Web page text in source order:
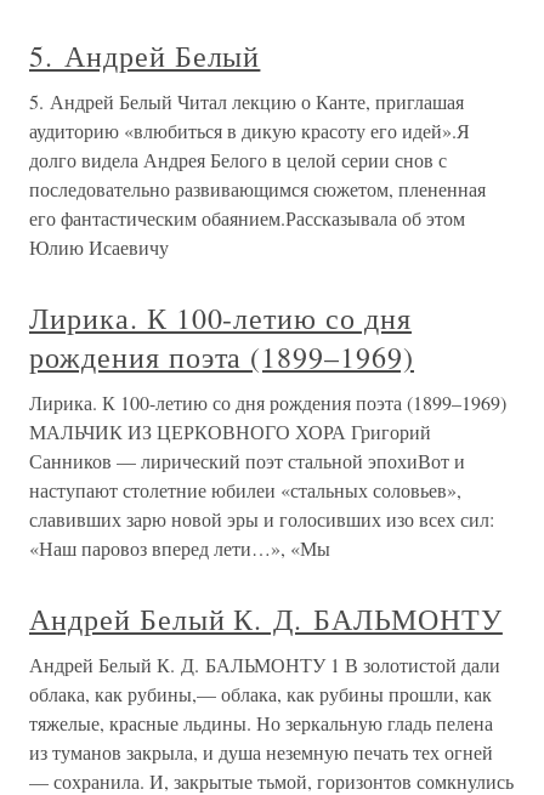
5. Андрей Белый
5. Андрей Белый Читал лекцию о Канте, приглашая
аудиторию «влюбиться в дикую красоту его идей».Я
долго видела Андрея Белого в целой серии снов с
последовательно развивающимся сюжетом, плененная
его фантастическим обаянием.Рассказывала об этом
Юлию Исаевичу
Лирика. К 100-летию со дня
рождения поэта (1899–1969)
Лирика. К 100-летию со дня рождения поэта (1899–1969)
МАЛЬЧИК ИЗ ЦЕРКОВНОГО ХОРА Григорий
Санников — лирический поэт стальной эпохиВот и
наступают столетние юбилеи «стальных соловьев»,
славивших зарю новой эры и голосивших изо всех сил:
«Наш паровоз вперед лети…», «Мы
Андрей Белый К. Д. БАЛЬМОНТУ
Андрей Белый К. Д. БАЛЬМОНТУ 1 В золотистой дали
облака, как рубины,— облака, как рубины прошли, как
тяжелые, красные льдины. Но зеркальную гладь пелена
из туманов закрыла, и душа неземную печать тех огней
— сохранила. И, закрытые тьмой, горизонтов сомкнулись